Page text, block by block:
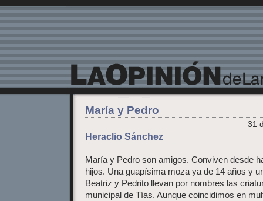
María y Pedro
31
Heraclio Sánchez
María y Pedro son amigos. Conviven desde
hijos. Una guapísima moza ya de 14 años y
Beatriz y Pedrito llevan por nombres las
municipal de Tías. Aunque coincidimos en